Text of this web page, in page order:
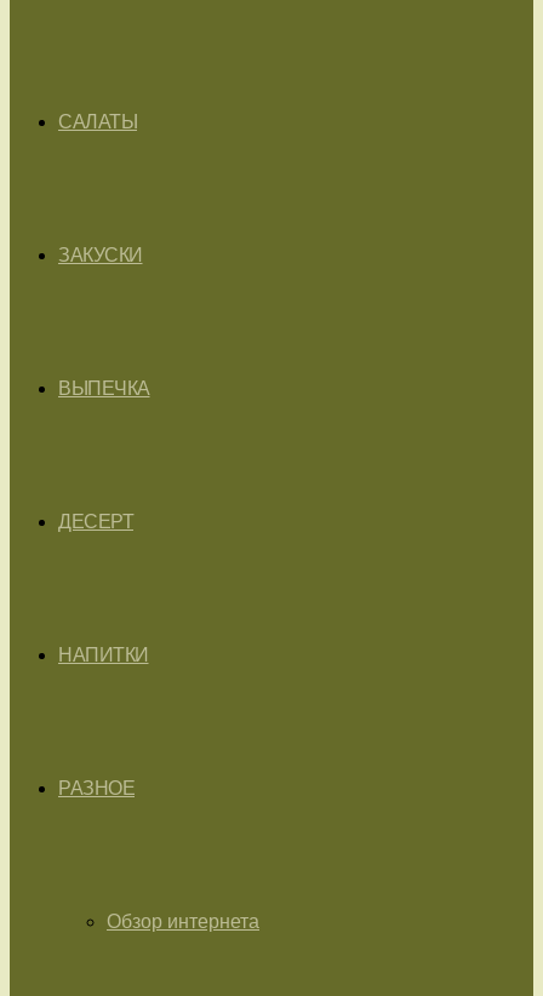
САЛАТЫ
ЗАКУСКИ
ВЫПЕЧКА
ДЕСЕРТ
НАПИТКИ
РАЗНОЕ
Обзор интернета